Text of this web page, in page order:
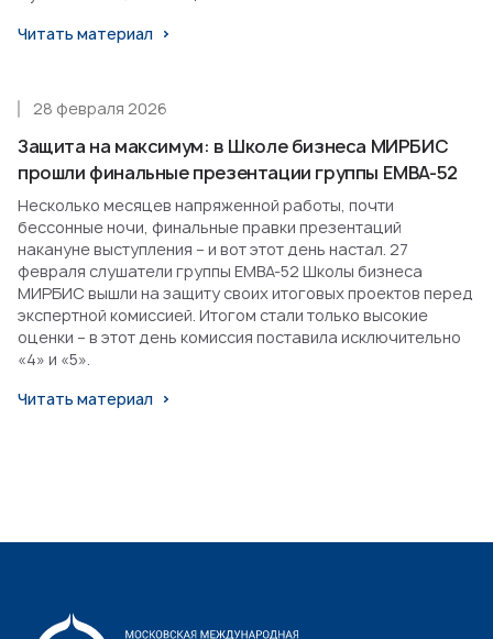
Читать материал
Защита на максимум: в Школе бизнеса МИРБИС
прошли финальные презентации группы EMBA-52
28 февраля 2026
Несколько месяцев напряженной работы, почти
бессонные ночи, финальные правки презентаций
накануне выступления – и вот этот день настал. 27
февраля слушатели группы EMBA-52 Школы бизнеса
МИРБИС вышли на защиту своих итоговых проектов перед
экспертной комиссией. Итогом стали только высокие
оценки – в этот день комиссия поставила исключительно
«4» и «5».
Читать материал